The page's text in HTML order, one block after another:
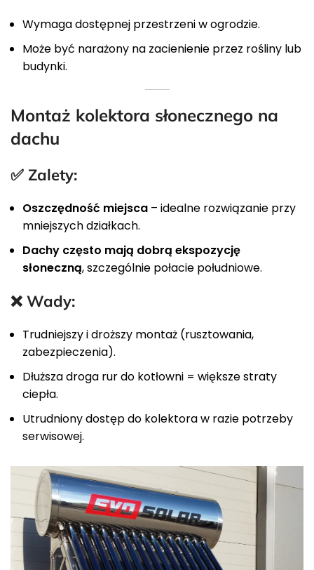
Wymaga dostępnej przestrzeni w ogrodzie.
Może być narażony na zacienienie przez rośliny lub
budynki.
Montaż kolektora słonecznego na
dachu
✅ Zalety:
Oszczędność miejsca – idealne rozwiązanie przy
mniejszych działkach.
Dachy często mają dobrą ekspozycję
słoneczną, szczególnie połacie południowe.
❌ Wady:
Trudniejszy i droższy montaż (rusztowania,
zabezpieczenia).
Dłuższa droga rur do kotłowni = większe straty
ciepła.
Utrudniony dostęp do kolektora w razie potrzeby
serwisowej.